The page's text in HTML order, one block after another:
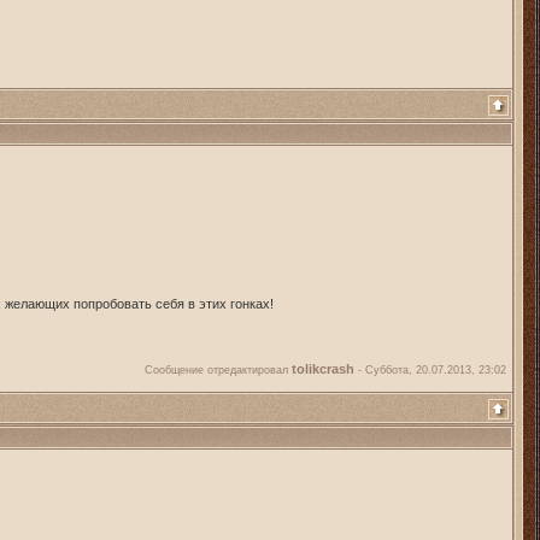
попробовать себя в этих гонках!
Сообщение отредактировал tolikcrash - Суббота, 20.07.2013, 23:02